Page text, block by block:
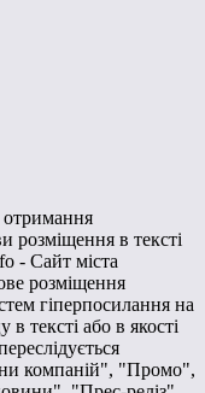
отримання
розміщення в тексті
- Сайт міста
розміщення
гіперпосилання на
тексті або в якості
компаній", "Промо",